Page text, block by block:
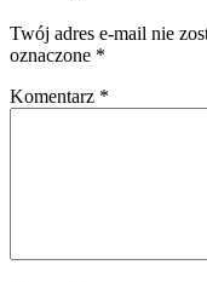
Twój adres e-mail nie
oznaczone *
Komentarz *